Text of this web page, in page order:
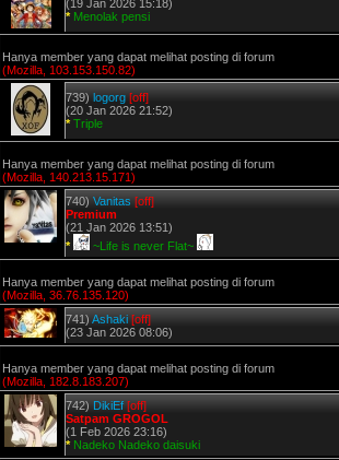
(19 Jan 2026 15:18)
* Menolak pensi
Hanya member yang dapat melihat posting di forum
(Mozilla, 103.153.150.82)
739) logorg [off]
(20 Jan 2026 21:52)
* Triple
Hanya member yang dapat melihat posting di forum
(Mozilla, 140.213.15.171)
740) Vanitas [off]
Premium
(21 Jan 2026 13:51)
*
~Life is never Flat~
Hanya member yang dapat melihat posting di forum
(Mozilla, 36.76.135.120)
741) Ashaki [off]
(23 Jan 2026 08:06)
Hanya member yang dapat melihat posting di forum
(Mozilla, 182.8.183.207)
742) DikiEf [off]
Satpam GROGOL
(1 Feb 2026 23:16)
* Nadeko Nadeko daisuki